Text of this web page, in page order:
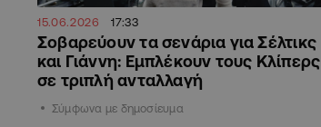
15.06.2026 17:33
Σοβαρεύουν τα σενάρια για Σέλτικς
και Γιάννη: Εμπλέκουν τους Κλίπερς
σε τριπλή ανταλλαγή
Σύμφωνα με δημοσίευμα